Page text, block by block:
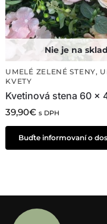
UMELÉ ZELENÉ STENY,
KVETY
Kvetinová stena 60 x
39,90€ s DPH
Buďte informovaní o